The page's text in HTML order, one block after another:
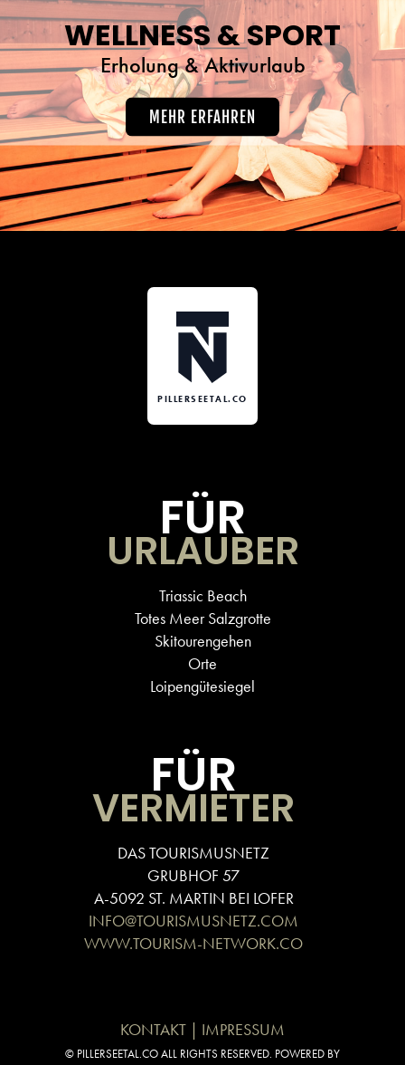
WELLNESS & SPORT
Erholung & Aktivurlaub
MEHR ERFAHREN
PILLERSEETAL.CO
FÜR
URLAUBER
Triassic Beach
Totes Meer Salzgrotte
Skitourengehen
Orte
Loipengütesiegel
FÜR
VERMIETER
DAS TOURISMUSNETZ
GRUBHOF 57
A-5092 ST. MARTIN BEI LOFER
INFO@TOURISMUSNETZ.COM
WWW.TOURISM-NETWORK.CO
KONTAKT | IMPRESSUM
© PILLERSEETAL.CO ALL RIGHTS RESERVED. POWERED BY